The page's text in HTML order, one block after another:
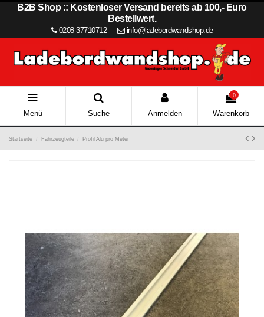
B2B Shop :: Kostenloser Versand bereits ab 100,- Euro
Bestellwert.
0208 37710712 info@ladebordwandshop.de
Menü Suche Anmelden
0
Warenkorb
Startseite Fahrzeugteile Profil Alu pro Meter